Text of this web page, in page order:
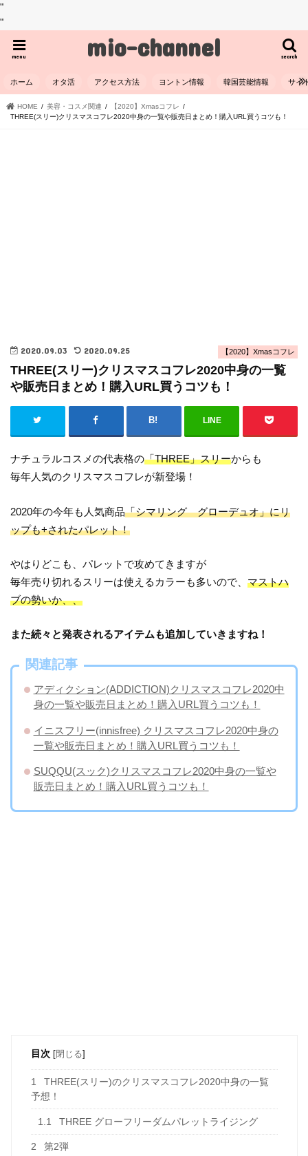
"
"
mio-channel search
menu
ホーム オタ活 アクセス方法 ヨントン情報 韓国芸能情報 サイ
HOME 美容・コスメ関連
【2020】Xmasコフレ
THREE(スリー)クリスマスコフレ2020中身の一覧や販売日まとめ！購入URL買うコツも！
【2020】Xmasコフレ
2020.09.03 2020.09.25
THREE(スリー)クリスマスコフレ2020中身の一覧
や販売日まとめ！購入URL買うコツも！
LINE
ナチュラルコスメの代表格の「THREE」スリーからも
毎年人気のクリスマスコフレが新登場！
2020年の今年も人気商品「シマリング グローデュオ」にリ
ップも+されたパレット！
やはりどこも、パレットで攻めてきますが
毎年売り切れるスリーは使えるカラーも多いので、マストハ
ブの勢いか、、
また続々と発表されるアイテムも追加していきますね！
関連記事
アディクション(ADDICTION)クリスマスコフレ2020中
身の一覧や販売日まとめ！購入URL買うコツも！
イニスフリー(innisfree) クリスマスコフレ2020中身の
一覧や販売日まとめ！購入URL買うコツも！
SUQQU(スック)クリスマスコフレ2020中身の一覧や
販売日まとめ！購入URL買うコツも！
目次 [閉じる]
1
THREE(スリー)のクリスマスコフレ2020中身の一覧
予想！
1.1 THREE グローフリーダムパレットライジング
2 第2弾